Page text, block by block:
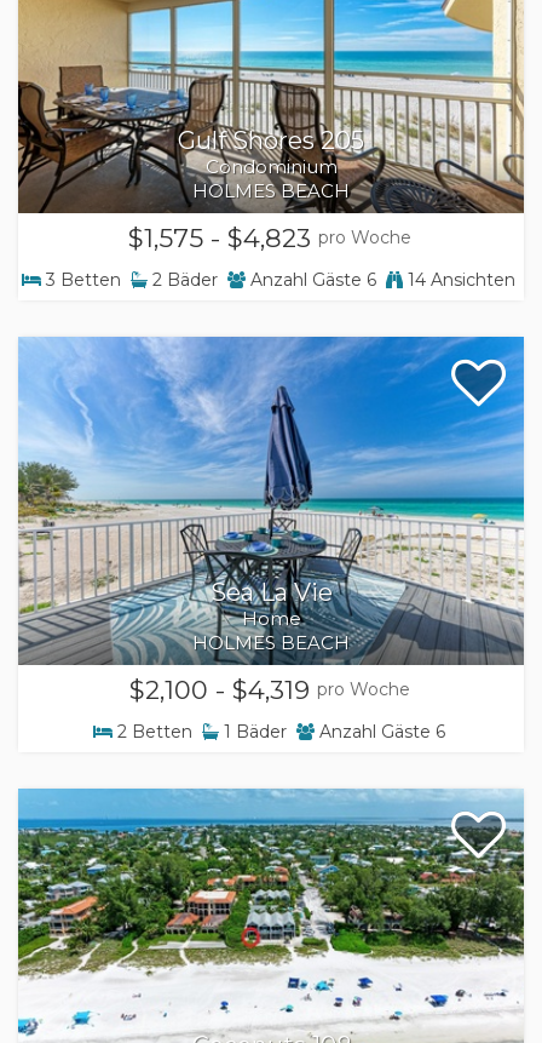
Gulf Shores 205
Condominium
HOLMES BEACH
$1,575 - $4,823 pro Woche
3 Betten 2 Bäder Anzahl Gäste 6 14 Ansichten
Sea La Vie
Home
HOLMES BEACH
$2,100 - $4,319 pro Woche
2Betten 1 Bäder Anzahl Gäste 6